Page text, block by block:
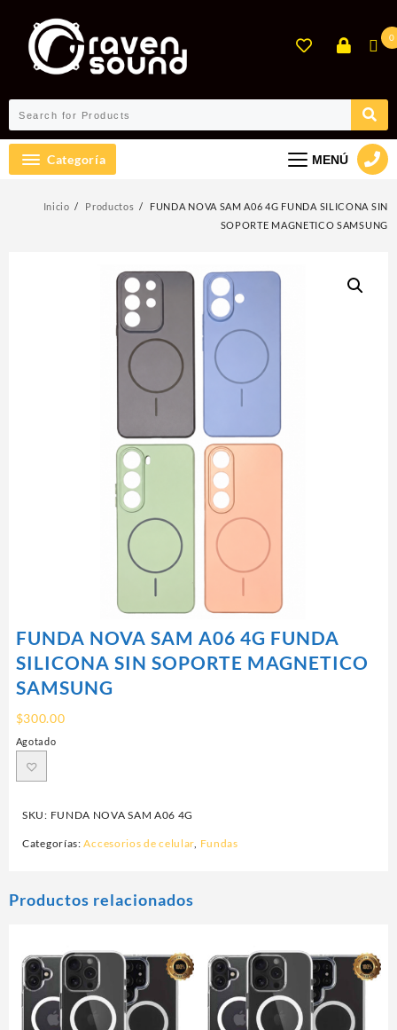
contenido
0
Categoría MENÚ
Inicio Productos
FUNDA NOVA SAM A06 4G FUNDA SILICONA SIN
SOPORTE MAGNETICO SAMSUNG
FUNDA NOVA SAM A06 4G FUNDA
SILICONA SIN SOPORTE MAGNETICO
SAMSUNG
$300.00
Agotado
SKU: FUNDA NOVA SAM A06 4G
Categorías:Accesorios de celular, Fundas
Productos relacionados